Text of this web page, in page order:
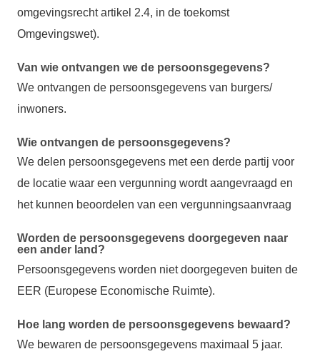
omgevingsrecht artikel 2.4, in de toekomst
Omgevingswet).
Van wie ontvangen we de persoonsgegevens?
We ontvangen de persoonsgegevens van burgers/
inwoners.
Wie ontvangen de persoonsgegevens?
We delen persoonsgegevens met een derde partij voor
de locatie waar een vergunning wordt aangevraagd en
het kunnen beoordelen van een vergunningsaanvraag
Worden de persoonsgegevens doorgegeven naar
een ander land?
Persoonsgegevens worden niet doorgegeven buiten de
EER (Europese Economische Ruimte).
Hoe lang worden de persoonsgegevens bewaard?
We bewaren de persoonsgegevens maximaal 5 jaar.